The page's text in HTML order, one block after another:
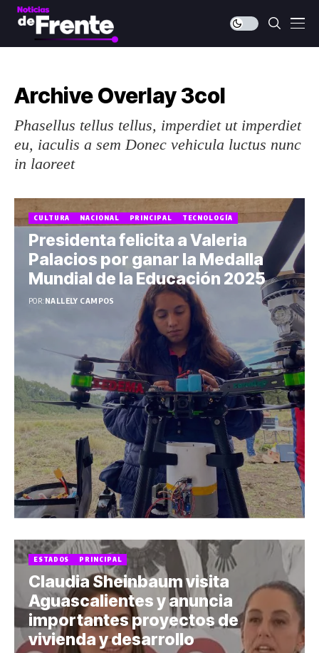
Archive Overlay 3col
Phasellus tellus tellus, imperdiet ut imperdiet
eu, iaculis a sem Donec vehicula luctus nunc
in laoreet
CULTURA NACIONAL PRINCIPAL TECNOLOGÍA
Presidenta felicita a Valeria
Palacios por ganar la Medalla
Mundial de la Educación 2025
POR:NALLELY CAMPOS
ESTADOS PRINCIPAL
Claudia Sheinbaum visita
Aguascalientes y anuncia
importantes proyectos de
vivienda y desarrollo